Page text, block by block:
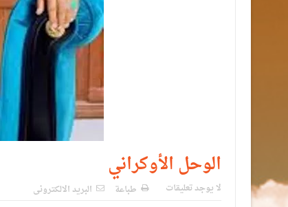
الوحل الأوكراني
لا يوجد تعليقات طباعة البريد الالكترونى